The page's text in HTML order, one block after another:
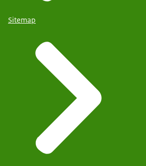
Sitemap